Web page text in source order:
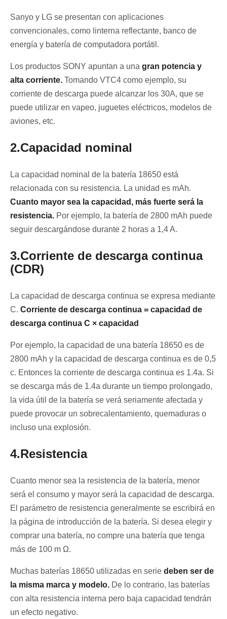
Sanyo y LG se presentan con aplicaciones
convencionales, como linterna reflectante, banco de
energía y batería de computadora portátil.
Los productos SONY apuntan a una gran potencia y
alta corriente. Tomando VTC4 como ejemplo, su
corriente de descarga puede alcanzar los 30A, que se
puede utilizar en vapeo, juguetes eléctricos, modelos de
aviones, etc.
2.Capacidad nominal
La capacidad nominal de la batería 18650 está
relacionada con su resistencia. La unidad es mAh.
Cuanto mayor sea la capacidad, más fuerte será la
resistencia. Por ejemplo, la batería de 2800 mAh puede
seguir descargándose durante 2 horas a 1,4 A.
3.Corriente de descarga continua
(CDR)
La capacidad de descarga continua se expresa mediante
C. Corriente de descarga continua = capacidad de
descarga continua C × capacidad
Por ejemplo, la capacidad de una batería 18650 es de
2800 mAh y la capacidad de descarga continua es de 0,5
c. Entonces la corriente de descarga continua es 1.4a. Si
se descarga más de 1.4a durante un tiempo prolongado,
la vida útil de la batería se verá seriamente afectada y
puede provocar un sobrecalentamiento, quemaduras o
incluso una explosión.
4.Resistencia
Cuanto menor sea la resistencia de la batería, menor
será el consumo y mayor será la capacidad de descarga.
El parámetro de resistencia generalmente se escribirá en
la página de introducción de la batería. Si desea elegir y
comprar una batería, no compre una batería que tenga
más de 100 m Ω.
Muchas baterías 18650 utilizadas en serie deben ser de
la misma marca y modelo. De lo contrario, las baterías
con alta resistencia interna pero baja capacidad tendrán
un efecto negativo.